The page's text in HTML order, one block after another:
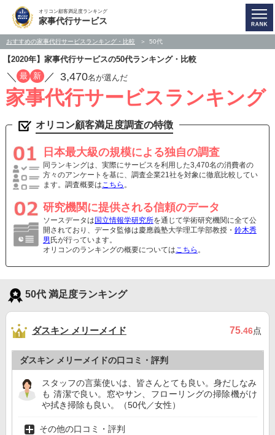
オリコン顧客満足度ランキング
家事代行サービス
おすすめの家事代行サービスランキング・比較 50代
【2020年】家事代行サービスの50代ランキング・比較
／ 最 新 ／ 3,470名が選んだ
家事代行サービスランキング
オリコン顧客満足度調査の特徴
日本最大級の規模による独自の調査
同ランキングは、実際にサービスを利用した3,470名の消費者の
方々のアンケートを基に、調査企業21社を対象に徹底比較してい
ます。調査概要はこちら 。
研究機関に提供される信頼のデータ
ソースデータは 国立情報学研究所を通じて学術研究機関に全て公
開されており、データ監修は慶應義塾大学理工学部教授・ 鈴木秀
男 氏が行っています。
オリコンのランキングの概要についてはこちら 。
50代 満足度ランキング
ダスキン メリーメイド 75.46点
ダスキン メリーメイドの口コミ・評判
スタッフの言葉使いは、皆さんとても良い。身だしなみ
も 清潔で良い。窓やサン、フローリングの掃除機がけ
や拭き掃除も良い。（50代／女性）
その他の口コミ・評判